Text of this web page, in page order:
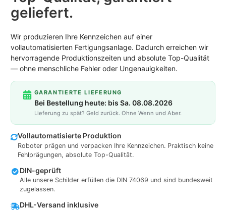
geliefert.
Wir produzieren Ihre Kennzeichen auf einer
vollautomatisierten Fertigungsanlage. Dadurch erreichen wir
hervorragende Produktionszeiten und absolute Top-Qualität
— ohne menschliche Fehler oder Ungenauigkeiten.
GARANTIERTE LIEFERUNG
Bei Bestellung heute: bis Sa. 08.08.2026
Lieferung zu spät? Geld zurück. Ohne Wenn und Aber.
Vollautomatisierte Produktion
Roboter prägen und verpacken Ihre Kennzeichen. Praktisch keine
Fehlprägungen, absolute Top-Qualität.
DIN-geprüft
Alle unsere Schilder erfüllen die DIN 74069 und sind bundesweit
zugelassen.
DHL-Versand inklusive